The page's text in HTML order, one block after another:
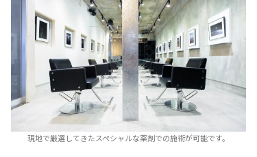
現地で厳選してきたスペシャルな薬剤での施術が可能です。